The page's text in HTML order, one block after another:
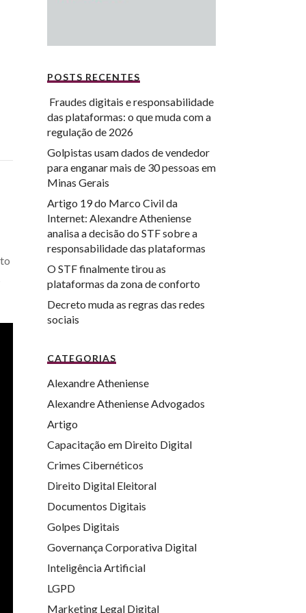
POSTS RECENTES
Fraudes digitais e responsabilidade
das plataformas: o que muda com a
regulação de 2026
Golpistas usam dados de vendedor
para enganar mais de 30 pessoas em
Minas Gerais
Artigo 19 do Marco Civil da
Internet: Alexandre Atheniense
analisa a decisão do STF sobre a
responsabilidade das plataformas
O STF finalmente tirou as
plataformas da zona de conforto
Decreto muda as regras das redes
sociais
CATEGORIAS
Alexandre Atheniense
Alexandre Atheniense Advogados
Artigo
Capacitação em Direito Digital
Crimes Cibernéticos
Direito Digital Eleitoral
Documentos Digitais
Golpes Digitais
Governança Corporativa Digital
Inteligência Artificial
LGPD
Marketing Legal Digital